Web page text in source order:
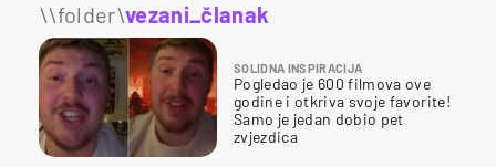
\\folder\vezani_članak
SOLIDNA INSPIRACIJA
Pogledao je 600 filmova ove
godine i otkriva svoje favorite!
Samo je jedan dobio pet
zvjezdica